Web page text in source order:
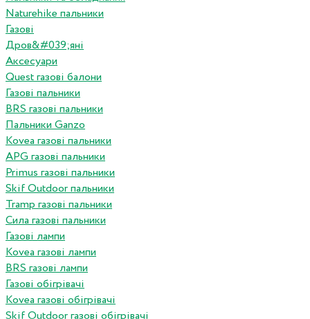
Naturehike пальники
Газові
Дров&#039;яні
Аксесуари
Quest газові балони
Газові пальники
BRS газові пальники
Пальники Ganzo
Kovea газові пальники
APG газові пальники
Primus газові пальники
Skif Outdoor пальники
Tramp газові пальники
Сила газові пальники
Газові лампи
Kovea газові лампи
BRS газові лампи
Газові обігрівачі
Kovea газові обігрівачі